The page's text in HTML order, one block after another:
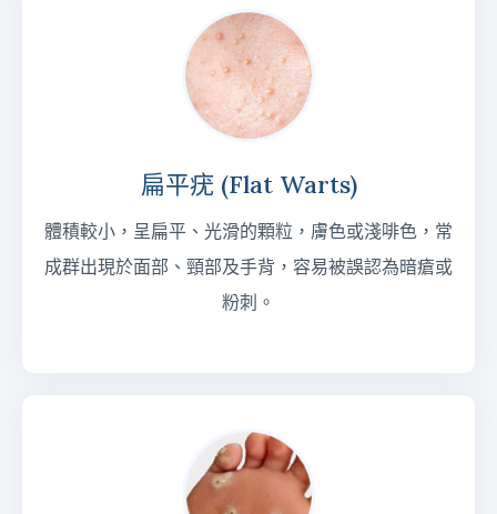
扁平疣 (Flat Warts)
體積較小，呈扁平、光滑的顆粒，膚色或淺啡色，常
成群出現於面部、頸部及手背，容易被誤認為暗瘡或
粉刺。